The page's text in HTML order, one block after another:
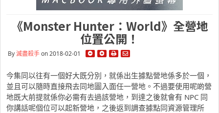
《Monster Hunter：World》全營地
位置公開！
By滅盡殺手on 2018-02-01
今集同以往有一個好大既分別，就係出生據點營地係多於一個，
並且可以隨時直接飛去同地圖入面任一營地。不過要使用呢啲營
地既大前提就係你必需有去過該營地，到達之後就會有 NPC 同
你講話呢個位可以起新營地，之後返到調查據點同資源管理所